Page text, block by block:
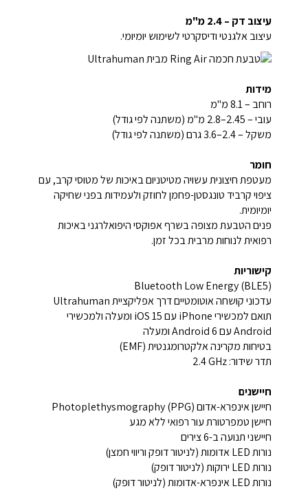
עיצוב דק – 2.4 מ"מ
עיצוב אלגנטי ודיסקרטי לשימוש יומיומי.
מידות
רוחב – 8.1 מ"מ
עובי – 2.45–2.8 מ"מ (משתנה לפי גודל)
משקל – 2.4–3.6 גרם (משתנה לפי גודל)
חומר
מעטפת חיצונית עשויה מטיטניום באיכות של מטוסי קרב, עם
ציפוי קרביד טונגסטן-פחמן לחוזק ולעמידות בפני שחיקה
יומיומית.
פנים הטבעת מצופה בשרף אפוקסי היפואלרגני באיכות
רפואית לנוחות מרבית בכל זמן.
קישוריות
Bluetooth Low Energy (BLE5)
עדכוני קושחה אוטומטיים דרך אפליקציית Ultrahuman
תואם למכשירי iPhone עם iOS 15 ומעלה ולמכשירי
Android עם Android 6 ומעלה
בטיחות מקרינה אלקטרומגנטית (EMF)
תדר שידור: ‎2.4 GHz‎
חיישנים
חיישן אינפרא-אדום Photoplethysmography (PPG)
חיישן טמפרטורת עור רפואי ללא מגע
חיישני תנועה ב-6 צירים
נורות LED אדומות (לניטור דופק וריווי חמצן)
נורות LED ירוקות (לניטור דופק)
נורות LED אינפרא-אדומות (לניטור דופק)